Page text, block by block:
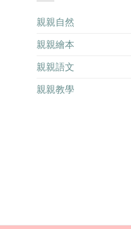
親親自然
親親繪本
親親語文
親親教學